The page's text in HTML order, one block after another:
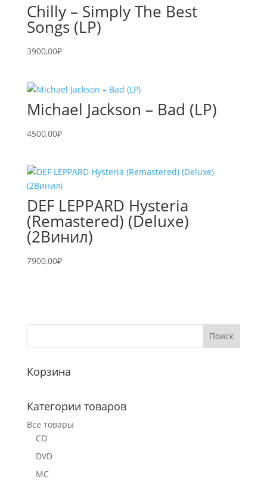
Chilly – Simply The Best
Songs (LP)
3900,00₽
Michael Jackson – Bad (LP)
4500,00₽
DEF LEPPARD Hysteria
(Remastered) (Deluxe)
(2Винил)
7900,00₽
Корзина
Категории товаров
Все товары
CD
DVD
MC